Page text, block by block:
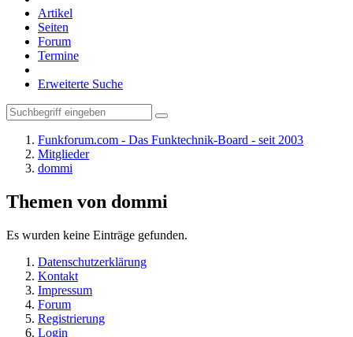
Artikel
Seiten
Forum
Termine
Erweiterte Suche
Funkforum.com - Das Funktechnik-Board - seit 2003
Mitglieder
dommi
Themen von dommi
Es wurden keine Einträge gefunden.
Datenschutzerklärung
Kontakt
Impressum
Forum
Registrierung
Login